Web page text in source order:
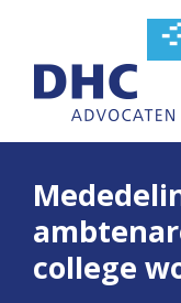
college